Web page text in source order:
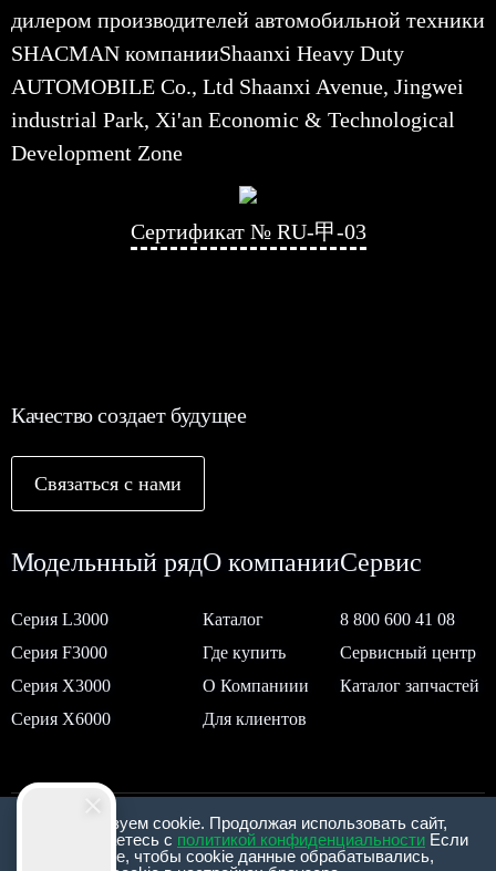
дилером производителей автомобильной техники
SHACMAN компанииShaanxi Heavy Duty
AUTOMOBILE Co., Ltd Shaanxi Avenue, Jingwei
industrial Park, Xi'an Economic & Technological
Development Zone
Сертификат № RU-甲-03
Качество создает будущее
Связаться с нами
Модельнный ряд
Серия L3000
Серия F3000
Серия Х3000
Серия Х6000
О компании
Каталог
Где купить
О Компаниии
Для клиентов
Сервис
8 800 600 41 08
Сервисный центр
Каталог запчастей
Согласие на обработку персональных данных
Политика обработки персональных данных
Мы используем cookie. Продолжая использовать сайт,
вы соглашаетесь с политикой конфиденциальности Если
вы не хотите, чтобы сookie данные обрабатывались,